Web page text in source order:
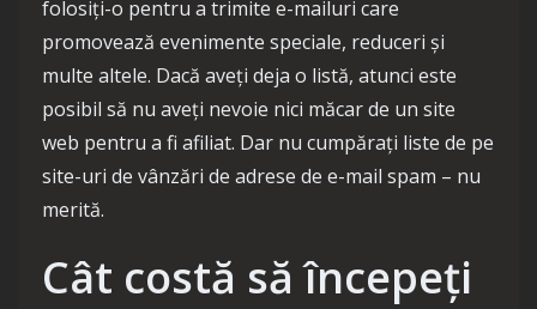
folosiți-o pentru a trimite e-mailuri care
promovează evenimente speciale, reduceri și
multe altele. Dacă aveți deja o listă, atunci este
posibil să nu aveți nevoie nici măcar de un site
web pentru a fi afiliat. Dar nu cumpărați liste de pe
site-uri de vânzări de adrese de e-mail spam – nu
merită.
Cât costă să începeți